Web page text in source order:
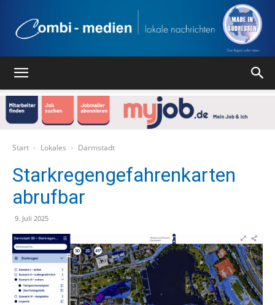
Start Lokales Darmstadt
Starkregengefahrenkarten
abrufbar
9. Juli 2025